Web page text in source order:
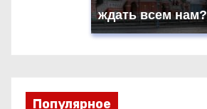
ждать всем нам?
Популярное